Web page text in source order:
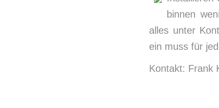
binnen
alles unter
ein muss für
Kontakt: Frank